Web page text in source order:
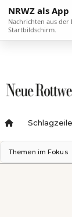
NRWZ als App
Nachrichten aus
Startbildschirm.
Themen im Fokus